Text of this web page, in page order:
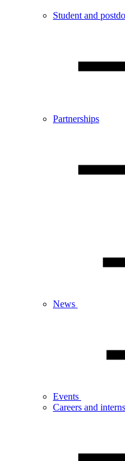
Student and
Partnerships
News
Events
Careers and